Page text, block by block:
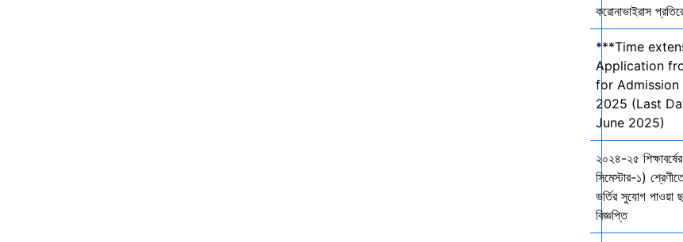
করোনাভাইরাস
***Time
Application
for
2025 (Last
June 2025)
২০২৪-২৫
সিমেস্টার-১)
ভর্তির সুযোগ পাওয়া
বিজ্ঞপ্তি